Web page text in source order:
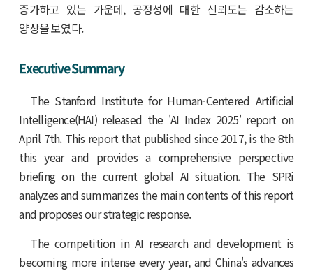
증가하고 있는 가운데, 공정성에 대한 신뢰도는 감소하는
양상을 보였다.
Executive Summary
The Stanford Institute for Human-Centered Artificial
Intelligence(HAI) released the 'AI Index 2025' report on
April 7th. This report that published since 2017, is the 8th
this year and provides a comprehensive perspective
briefing on the current global AI situation. The SPRi
analyzes and summarizes the main contents of this report
and proposes our strategic response.
The competition in AI research and development is
becoming more intense every year, and China's advances